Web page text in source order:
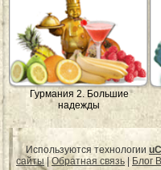
Гурмания 2. Большие
надежды
Используются технологии
сайты|Обратная связь Блог